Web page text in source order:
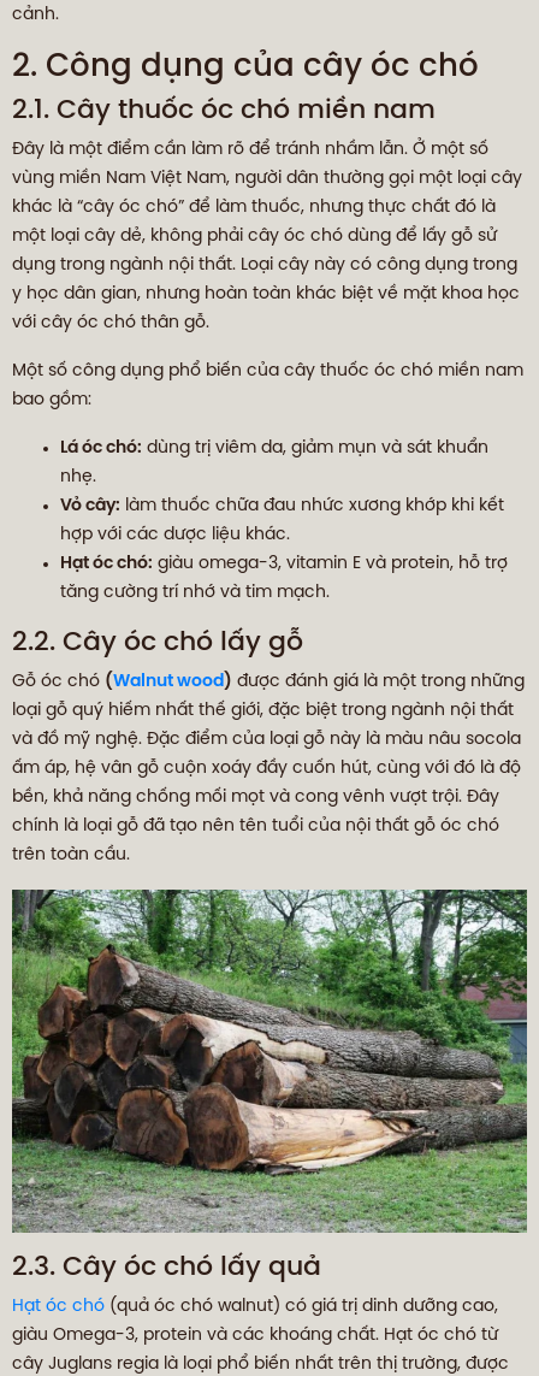
cảnh.
2. Công dụng của cây óc chó
2.1. Cây thuốc óc chó miền nam
Đây là một điểm cần làm rõ để tránh nhầm lẫn. Ở một số
vùng miền Nam Việt Nam, người dân thường gọi một loại cây
khác là “cây óc chó” để làm thuốc, nhưng thực chất đó là
một loại cây dẻ, không phải cây óc chó dùng để lấy gỗ sử
dụng trong ngành nội thất. Loại cây này có công dụng trong
y học dân gian, nhưng hoàn toàn khác biệt về mặt khoa học
với cây óc chó thân gỗ.
Một số công dụng phổ biến của cây thuốc óc chó miền nam
bao gồm:
Lá óc chó: dùng trị viêm da, giảm mụn và sát khuẩn
nhẹ.
Vỏ cây: làm thuốc chữa đau nhức xương khớp khi kết
hợp với các dược liệu khác.
Hạt óc chó: giàu omega-3, vitamin E và protein, hỗ trợ
tăng cường trí nhớ và tim mạch.
2.2. Cây óc chó lấy gỗ
Gỗ óc chó (Walnut wood ) được đánh giá là một trong những
loại gỗ quý hiếm nhất thế giới, đặc biệt trong ngành nội thất
và đồ mỹ nghệ. Đặc điểm của loại gỗ này là màu nâu socola
ấm áp, hệ vân gỗ cuộn xoáy đầy cuốn hút, cùng với đó là độ
bền, khả năng chống mối mọt và cong vênh vượt trội. Đây
chính là loại gỗ đã tạo nên tên tuổi của nội thất gỗ óc chó
trên toàn cầu.
2.3. Cây óc chó lấy quả
Hạt óc chó (quả óc chó walnut) có giá trị dinh dưỡng cao,
giàu Omega-3, protein và các khoáng chất. Hạt óc chó từ
cây Juglans regia là loại phổ biến nhất trên thị trường, được